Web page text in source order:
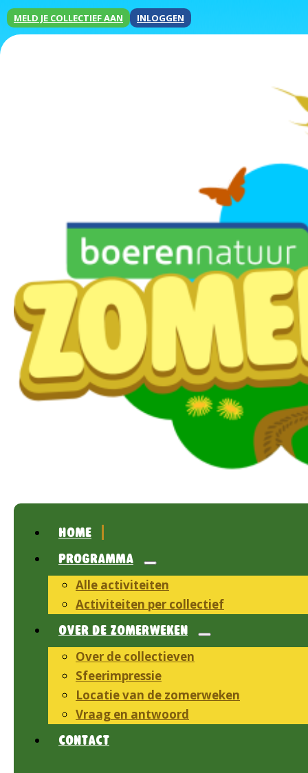
MELD JE COLLECTIEF AAN INLOGGEN
HOME
PROGRAMMA
Alle activiteiten
Activiteiten per collectief
OVER DE ZOMERWEKEN
Over de collectieven
Sfeerimpressie
Locatie van de zomerweken
Vraag en antwoord
CONTACT